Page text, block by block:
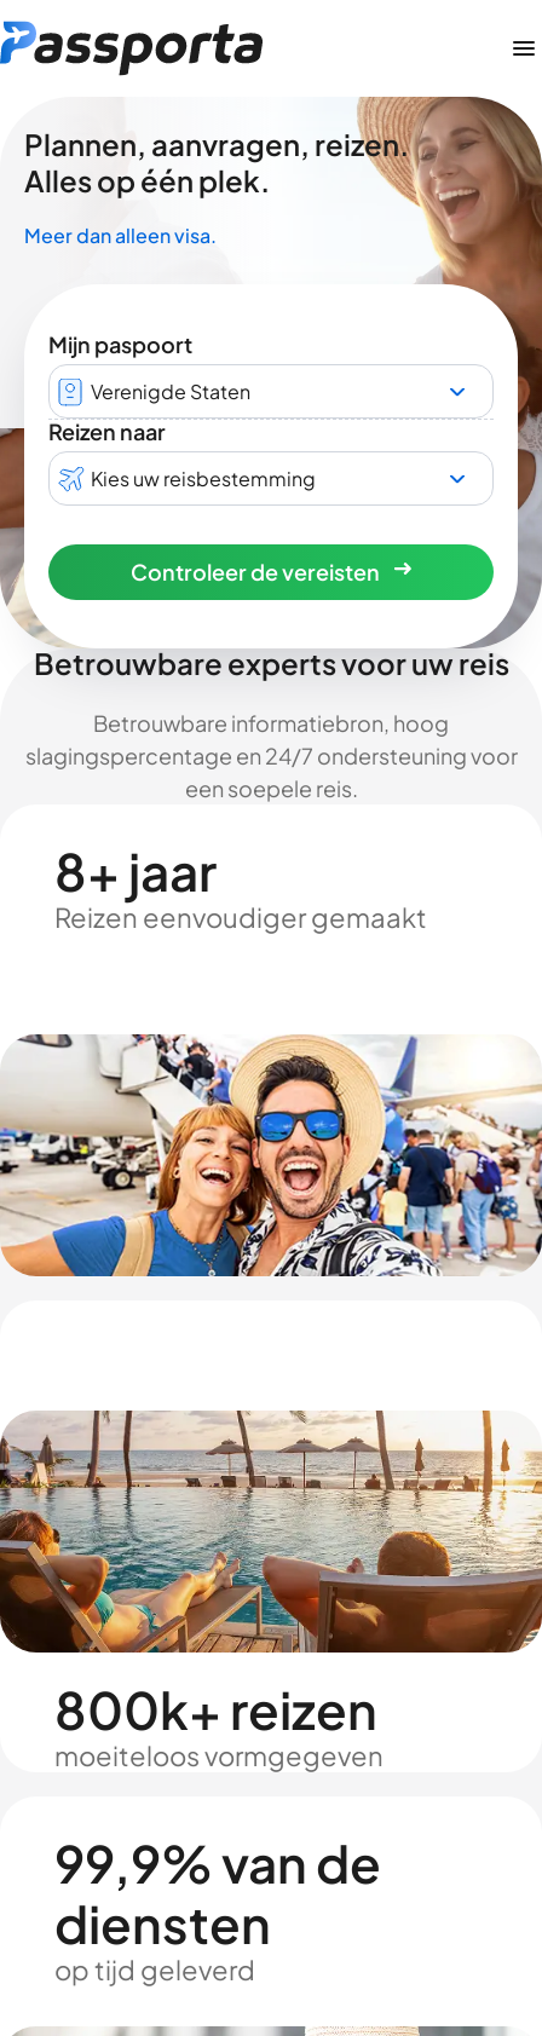
Plannen, aanvragen, reizen.
Alles op één plek.
Meer dan alleen visa.
Mijn paspoort
Verenigde Staten
Reizen naar
Kies uw reisbestemming
Controleer de vereisten
Betrouwbare experts voor uw reis
Betrouwbare informatiebron, hoog
slagingspercentage en 24/7 ondersteuning voor
een soepele reis.
8+ jaar
Reizen eenvoudiger gemaakt
800k+ reizen
moeiteloos vormgegeven
99,9% van de
diensten
op tijd geleverd